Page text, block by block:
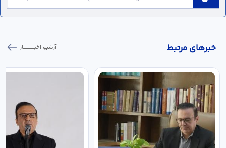
خبر‌های مرتبط آرشیو اخبـــــــــــار